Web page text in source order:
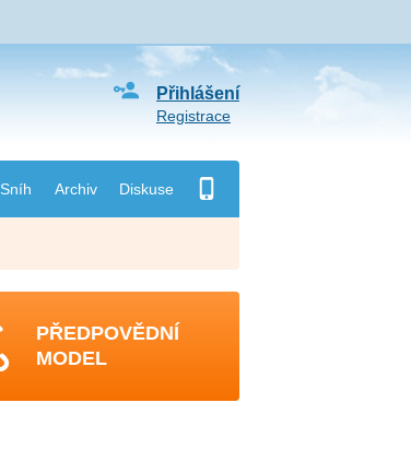
Sníh Archiv Diskuse
Přihlášení
Registrace
PŘEDPOVĚDNÍ
MODEL